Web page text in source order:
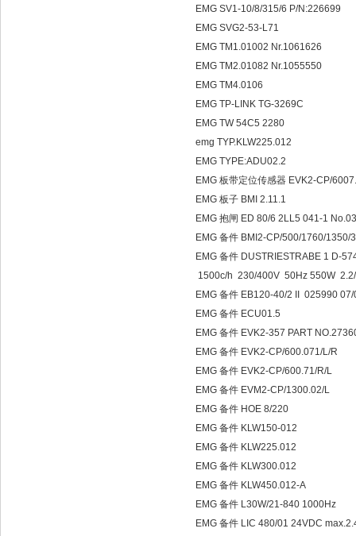
EMG SV1-10/8/315/6 P/N:226699
EMG SVG2-53-L71
EMG TM1.01002 Nr.1061626
EMG TM2.01082 Nr.1055550
EMG TM4.0106
EMG TP-LINK TG-3269C
EMG TW 54C5 2280
emg TYP.KLW225.012
EMG TYPE:ADU02.2
EMG 板带定位传感器 EVK2-CP/
EMG 板子 BMI 2.11.1
EMG 抱闸 ED 80/6 2LL5 041-1
EMG 备件 BMI2-CP/500/1760/1350/
EMG 备件 DUSTRIESTRABE 1
1500c/h 230/400V 50Hz 550W
EMG 备件 EB120-40/2 II 025990
EMG 备件 ECU01.5
EMG 备件 EVK2-357 PART
EMG 备件 EVK2-CP/600.071/L/R
EMG 备件 EVK2-CP/600.71/R/L
EMG 备件 EVM2-CP/1300.02/L
EMG 备件 HOE 8/220
EMG 备件 KLW150-012
EMG 备件 KLW225.012
EMG 备件 KLW300.012
EMG 备件 KLW450.012-A
EMG 备件 L30W/21-840 1000Hz
EMG 备件 LIC 480/01 24VDC